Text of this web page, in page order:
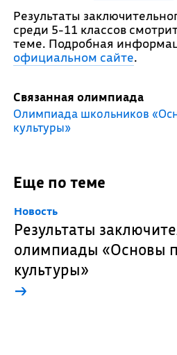
Результаты
среди 5-11 классов
теме. Подробная
официальном сайте.
Связанная олимпиада
Олимпиада школьников
культуры»
Еще по теме
Новость
Результаты
олимпиады «Основы
культуры»
→